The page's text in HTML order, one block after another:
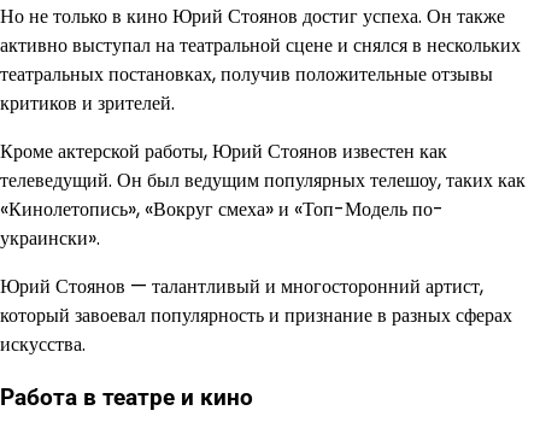
Но не только в кино Юрий Стоянов достиг успеха. Он также
активно выступал на театральной сцене и снялся в нескольких
театральных постановках, получив положительные отзывы
критиков и зрителей.
Кроме актерской работы, Юрий Стоянов известен как
телеведущий. Он был ведущим популярных телешоу, таких как
«Кинолетопись», «Вокруг смеха» и «Топ-Модель по-
украински».
Юрий Стоянов — талантливый и многосторонний артист,
который завоевал популярность и признание в разных сферах
искусства.
Работа в театре и кино